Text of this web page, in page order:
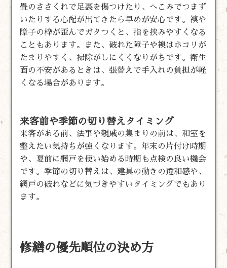
畳のささくれで足裏を傷つけたり、へこみでつまず
いたりする心配が出てきたら早めが安心です。襖や
障子の枠が歪んでガタつくと、指を挟みやすくなる
こともあります。また、破れた障子や襖はホコリが
たまりやすく、掃除がしにくくなりがちです。衛生
面の不安があるときは、張替えで手入れの負担が軽
くなる場合があります。
来客前や季節の切り替えタイミング
来客がある前、法事や親戚の集まりの前は、和室を
整えたい気持ちが強くなります。年末の片付け時期
や、夏前に網戸を使い始める時期も点検の良い機会
です。季節の切り替えは、建具の動きの違和感や、
網戸の破れなどに気づきやすいタイミングでもあり
ます。
修繕の優先順位の決め方